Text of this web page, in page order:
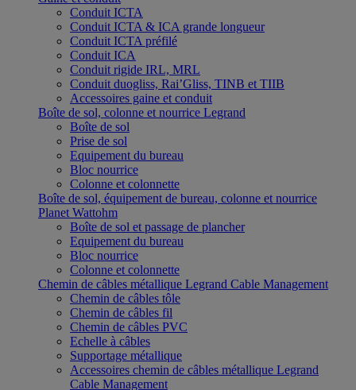
Conduit ICTA
Conduit ICTA & ICA grande longueur
Conduit ICTA préfilé
Conduit ICA
Conduit rigide IRL, MRL
Conduit duogliss, Rai’Gliss, TINB et TIIB
Accessoires gaine et conduit
Boîte de sol, colonne et nourrice Legrand
Boîte de sol
Prise de sol
Equipement du bureau
Bloc nourrice
Colonne et colonnette
Boîte de sol, équipement de bureau, colonne et nourrice
Planet Wattohm
Boîte de sol et passage de plancher
Equipement du bureau
Bloc nourrice
Colonne et colonnette
Chemin de câbles métallique Legrand Cable Management
Chemin de câbles tôle
Chemin de câbles fil
Chemin de câbles PVC
Echelle à câbles
Supportage métallique
Accessoires chemin de câbles métallique Legrand
Cable Management